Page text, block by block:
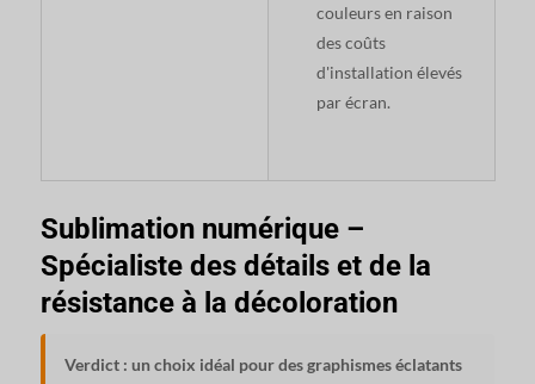
couleurs en raison
des coûts
d'installation élevés
par écran.
Sublimation numérique –
Spécialiste des détails et de la
résistance à la décoloration
Verdict : un choix idéal pour des graphismes éclatants